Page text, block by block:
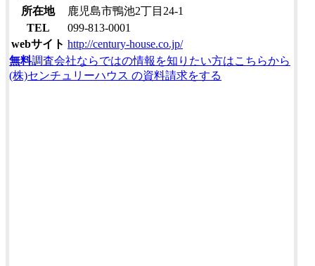
所在地
鹿児島市鴨池2丁目24-1
TEL
099-813-0001
webサイト http://century-house.co.jp/
無料調査会社ならではの情報を知りたい方はこちらから
(株)センチュリーハウス の資料請求をする